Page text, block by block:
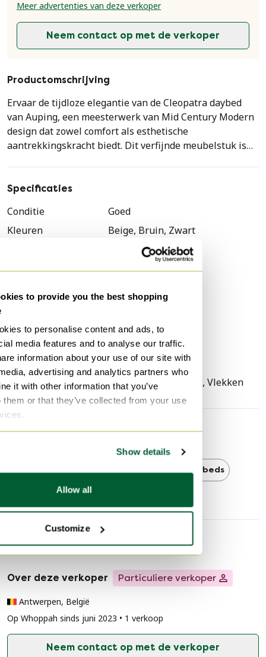
to provide you the best shopping
to personalise content and ads, to
media features and to analyse our traffic.
information about your use of our site with
advertising and analytics partners who
it with other information that you’ve
them or that they’ve collected from your use
Show details
Allow all
Customize
Meer advertenties van deze verkoper
Neem contact op met de verkoper
Productomschrijving
Ervaar de tijdloze elegantie van de Cleopatra daybed
van Auping, een meesterwerk van Mid Century Modern
design dat zowel comfort als esthetische
aantrekkingskracht biedt. Dit verfijnde meubelstuk is
duurzaamheid en een luxe uitstraling. De zachte beige
harmonieuze balans tussen comfort en stijl. Voeg een
vleugje verfijning toe aan uw interieur met deze
prachtige daybed. Neem vandaag nog contact met ons
op voor meer informatie of om een bezichtiging te
plannen.
Specificaties
Conditie
Goed
Kleuren
Beige, Bruin, Zwart
Hout, Metaal, Textiel
Aantal stuks
1
Breedte
80 cm
Diepte
198 cm
Zithoogte
30 cm
Gebruikssporen
Krassen, Verkleuring, Vlekken
Ontdek meer
Daybeds
Verkopersinformatie
Over deze verkoper Particuliere verkoper
Antwerpen, België
Op Whoppah sinds juni 2023 • 1 verkoop
Neem contact op met de verkoper